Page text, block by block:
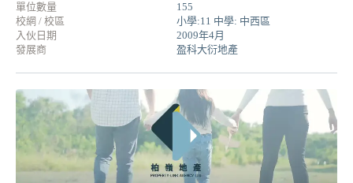
單位數量
155
校網 / 校區
小學:11 中學: 中西區
入伙日期
2009年4月
發展商
盈科大衍地產